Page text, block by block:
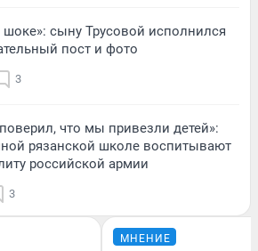
шоке»: сыну Трусовой исполнился
пост и фото
3
что мы привезли детей»:
рязанской школе воспитывают
российской армии
3
МНЕНИЕ